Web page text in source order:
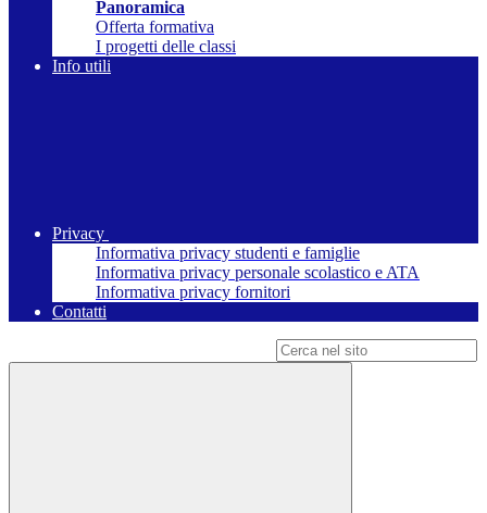
Panoramica
Offerta formativa
I progetti delle classi
Info utili
Privacy
Informativa privacy studenti e famiglie
Informativa privacy personale scolastico e ATA
Informativa privacy fornitori
Contatti